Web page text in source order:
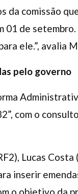
comissão
de setembro.
ele.”, avalia
pelo governo
com o
Lucas Costa
inserir
o objetivo da